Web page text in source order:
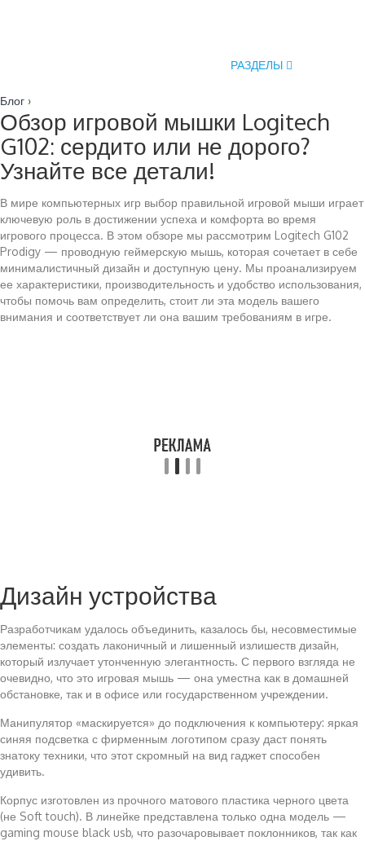
РАЗДЕЛЫ
Блог ›
Обзор игровой мышки Logitech
G102: сердито или не дорого?
Узнайте все детали!
В мире компьютерных игр выбор правильной игровой мыши играет
ключевую роль в достижении успеха и комфорта во время
игрового процесса. В этом обзоре мы рассмотрим Logitech G102
Prodigy — проводную геймерскую мышь, которая сочетает в себе
минималистичный дизайн и доступную цену. Мы проанализируем
ее характеристики, производительность и удобство использования,
чтобы помочь вам определить, стоит ли эта модель вашего
внимания и соответствует ли она вашим требованиям в игре.
Дизайн устройства
Разработчикам удалось объединить, казалось бы, несовместимые
элементы: создать лаконичный и лишенный излишеств дизайн,
который излучает утонченную элегантность. С первого взгляда не
очевидно, что это игровая мышь — она уместна как в домашней
обстановке, так и в офисе или государственном учреждении.
Манипулятор «маскируется» до подключения к компьютеру: яркая
синяя подсветка с фирменным логотипом сразу даст понять
знатоку техники, что этот скромный на вид гаджет способен
удивить.
Корпус изготовлен из прочного матового пластика черного цвета
(не Soft touch). В линейке представлена только одна модель —
gaming mouse black usb, что разочаровывает поклонников, так как